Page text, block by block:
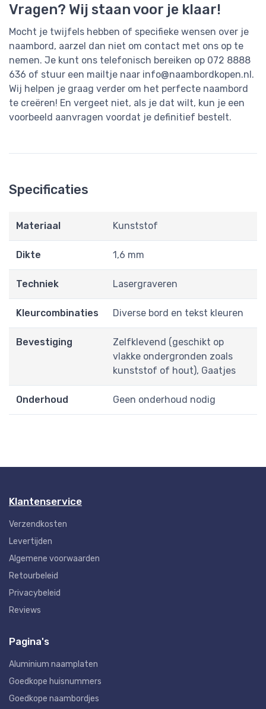
Vragen? Wij staan voor je klaar!
Mocht je twijfels hebben of specifieke wensen over je
naambord, aarzel dan niet om contact met ons op te
nemen. Je kunt ons telefonisch bereiken op 072 8888
636 of stuur een mailtje naar info@naambordkopen.nl.
Wij helpen je graag verder om het perfecte naambord
te creëren! En vergeet niet, als je dat wilt, kun je een
voorbeeld aanvragen voordat je definitief bestelt.
Specificaties
Materiaal Kunststof
Dikte 1,6 mm
Techniek Lasergraveren
Kleurcombinaties Diverse bord en tekst kleuren
Bevestiging
Zelfklevend (geschikt op
vlakke ondergronden zoals
kunststof of hout), Gaatjes
Onderhoud Geen onderhoud nodig
Klantenservice
Verzendkosten
Levertijden
Algemene voorwaarden
Retourbeleid
Privacybeleid
Reviews
Pagina's
Aluminium naamplaten
Goedkope huisnummers
Goedkope naambordjes